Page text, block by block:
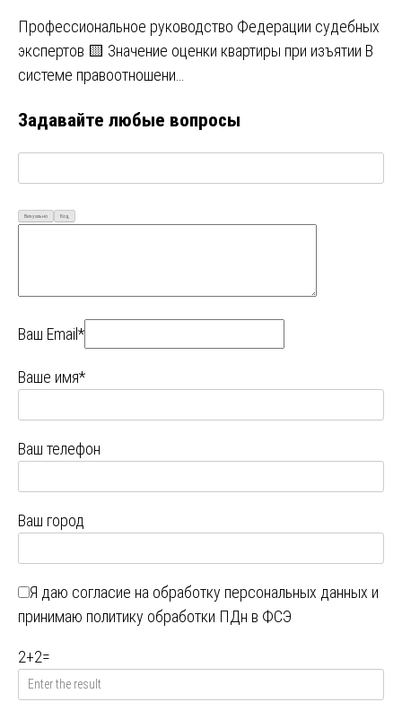
Профессиональное руководство Федерации судебных
экспертов 🟨 Значение оценки квартиры при изъятии В
системе правоотношени…
Задавайте любые вопросы
Визуально Код
Ваш Email*
Ваше имя*
Ваш телефон
Ваш город
Я даю согласие на обработку персональных данных и
принимаю политику обработки ПДн в ФСЭ
2+2=